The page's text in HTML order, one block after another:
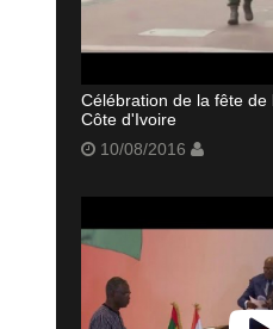
Célébration de la fête de
Côte d'Ivoire
10/08/2016